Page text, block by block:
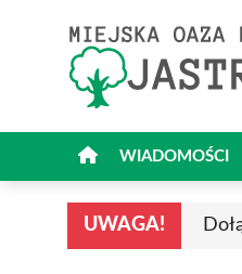
WIADOMOŚCI
UWAGA!